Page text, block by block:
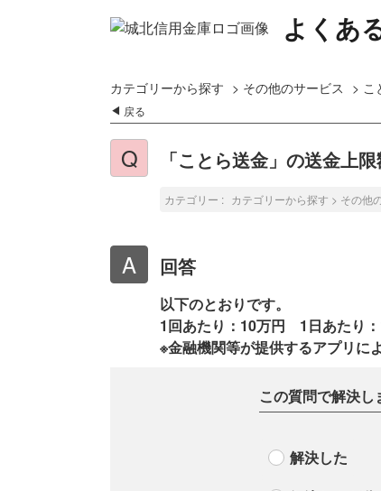
よくあ
カテゴリーから探す > その他のサービス > こ
戻る
「ことら送金」の送金上
カテゴリー : カテゴリーから探す > その他
回答
以下のとおりです。
1回あたり：10万円 1日あたり
※金融機関等が提供するアプリに
この質問で解決し
解決した